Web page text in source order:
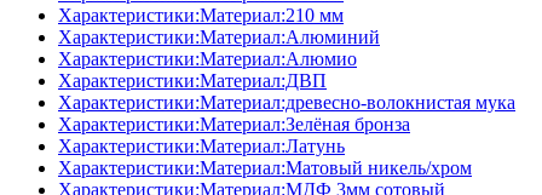
Характеристики:Материал:210 мм
Характеристики:Материал:Алюминий
Характеристики:Материал:Алюмио
Характеристики:Материал:ДВП
Характеристики:Материал:древесно-волокнистая мука
Характеристики:Материал:Зелёная бронза
Характеристики:Материал:Латунь
Характеристики:Материал:Матовый никель/хром
Характеристики:Материал:МДФ 3мм сотовый